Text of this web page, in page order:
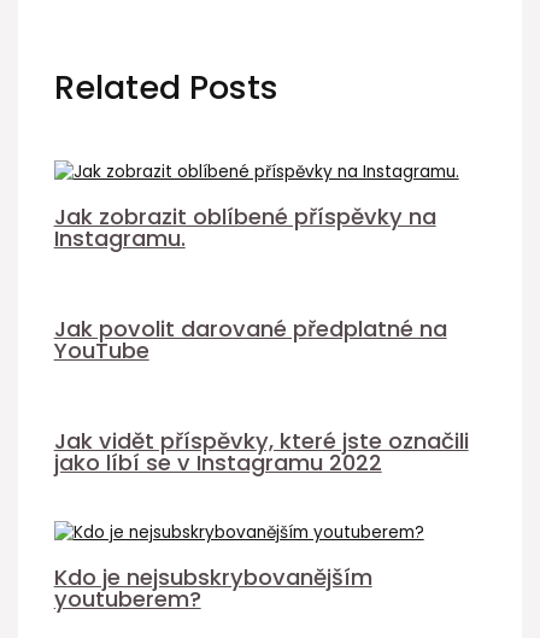
Related Posts
Jak zobrazit oblíbené příspěvky na
Instagramu.
Jak povolit darované předplatné na
YouTube
Jak vidět příspěvky, které jste označili
jako líbí se v Instagramu 2022
Kdo je nejsubskrybovanějším
youtuberem?